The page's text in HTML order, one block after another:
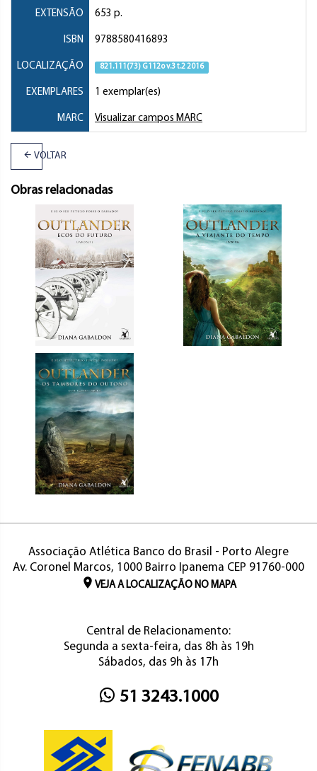
EXTENSÃO 653 p.
ISBN 9788580416893
LOCALIZAÇÃO 821.111(73) G112o v.3 t.2 2016
EXEMPLARES 1 exemplar(es)
MARC Visualizar campos MARC
VOLTAR
Obras relacionadas
Associação Atlética Banco do Brasil - Porto Alegre
Av. Coronel Marcos, 1000 Bairro Ipanema CEP 91760-000
VEJA A LOCALIZAÇÃO NO MAPA
Central de Relacionamento:
Segunda a sexta-feira, das 8h às 19h
Sábados, das 9h às 17h
51 3243.1000